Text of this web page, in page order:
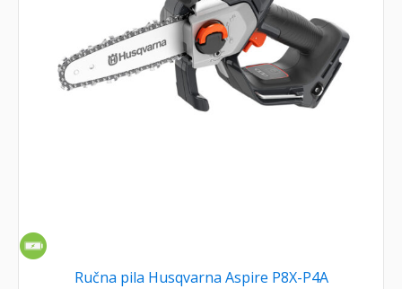
Ručna pila Husqvarna Aspire P8X-P4A